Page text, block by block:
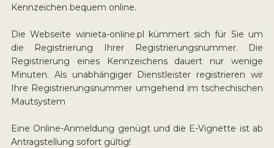
Kennzeichen bequem online.
Die Webseite winieta-online.pl kümmert sich für Sie um
die Registrierung Ihrer Registrierungsnummer. Die
Registrierung eines Kennzeichens dauert nur wenige
Minuten. Als unabhängiger Dienstleister registrieren wir
Ihre Registrierungsnummer umgehend im tschechischen
Mautsystem
Eine Online-Anmeldung genügt und die E-Vignette ist ab
Antragstellung sofort gültig!